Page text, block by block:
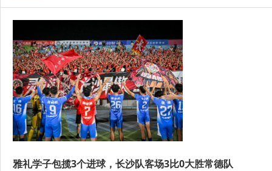
雅礼学子包揽3个进球，长沙队客场3比0大胜常德队